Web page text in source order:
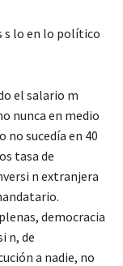
s lo en lo político
el salario m
nunca en medio
sucedía en 40
tasa de
n extranjera
democracia
n, de
a nadie, no